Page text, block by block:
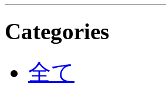
Categories
全て